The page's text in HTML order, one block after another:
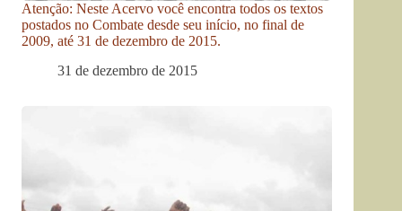
Atenção: Neste Acervo você encontra todos os textos
postados no Combate desde seu início, no final de
2009, até 31 de dezembro de 2015.
31 de dezembro de 2015